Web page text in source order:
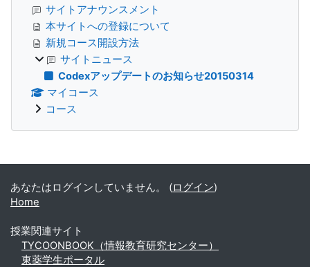
サイトアナウンスメント
本サイトへの登録について
新規コース開設方法
サイトニュース
Codexアップデートのお知らせ20150314
マイコース
コース
補助ブロック
あなたはログインしていません。 (ログイン)
Home
授業関連サイト
TYCOONBOOK（情報教育研究センター）
東薬学生ポータル